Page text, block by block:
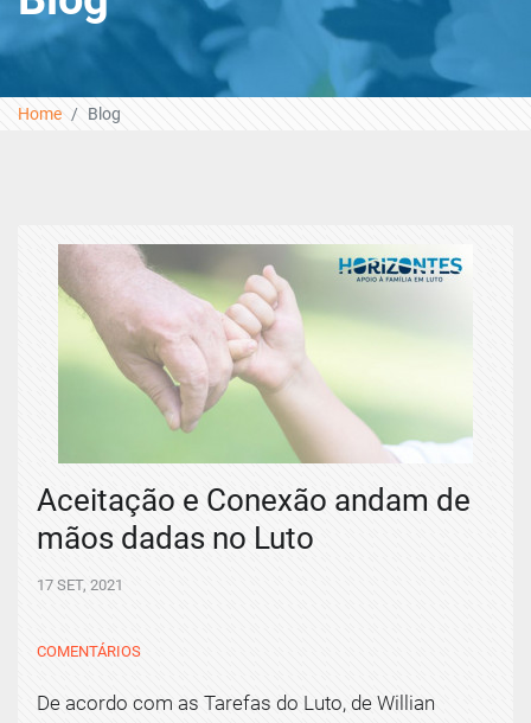
Home Blog
Aceitação e Conexão andam de
mãos dadas no Luto
17 SET, 2021
COMENTÁRIOS
De acordo com as Tarefas do Luto, de Willian